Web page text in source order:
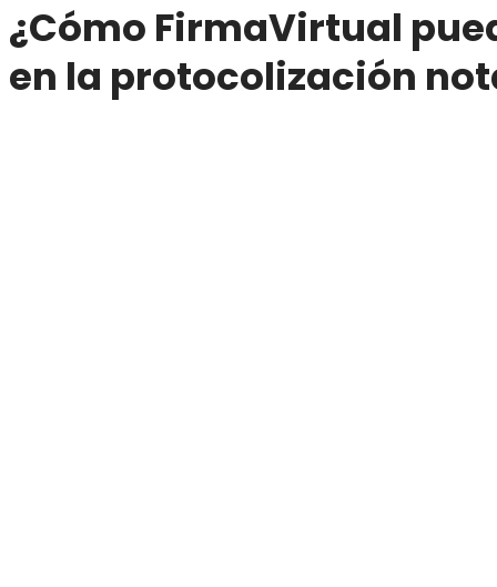
¿Cómo FirmaVirtual
en la protocolización